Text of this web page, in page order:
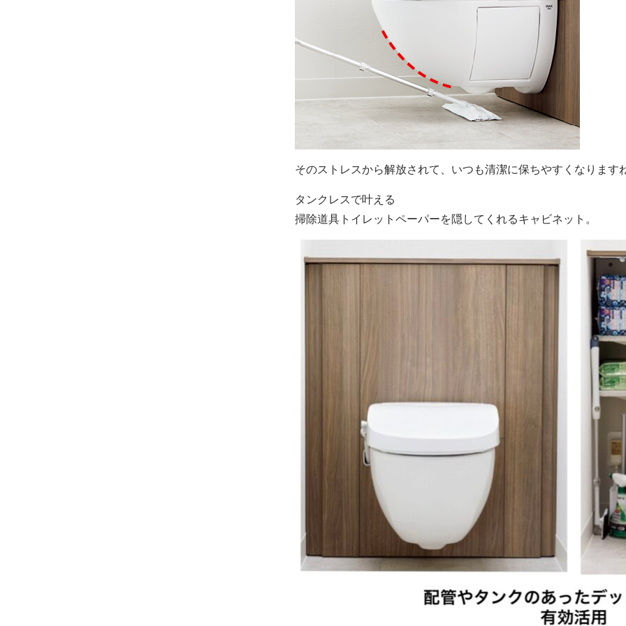
そのストレスから解放されて、いつも清潔に保ちやすくなります
タンクレスで叶える
掃除道具トイレットペーパーを隠してくれるキャビネット。